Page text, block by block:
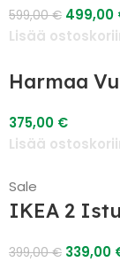
599,00€ 499,00
Lisää
Harmaa
375,00 €
Lisää
Sale
IKEA 2
399,00€ 339,00